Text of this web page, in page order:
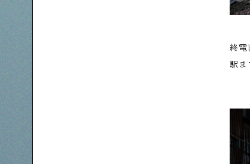
終電
駅ま